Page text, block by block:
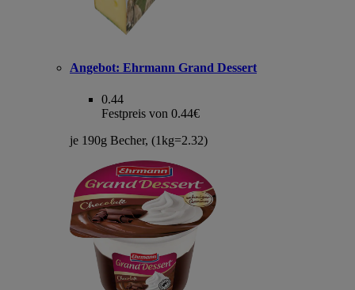
Angebot: Ehrmann Grand Dessert
0.44
Festpreis von 0.44€
je 190g Becher, (1kg=2.32)